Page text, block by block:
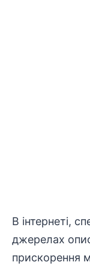
В інтернеті,
джерелах
прискорення